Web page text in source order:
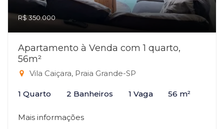
R$ 350.000
Apartamento à Venda com 1 quarto,
56m²
Vila Caiçara, Praia Grande-SP
1 Quarto 2 Banheiros 1 Vaga 56 m²
Mais informações